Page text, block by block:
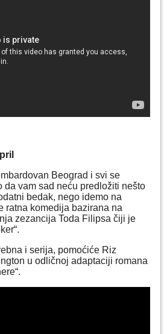
Beograd i svi se
da vam sad neću predložiti nešto
bedak, nego idemo na
ratna komedija bazirana na
zezancija Toda Filipsa čiji je
i serija, pomoćiće Riz
u odličnoj adaptaciji romana